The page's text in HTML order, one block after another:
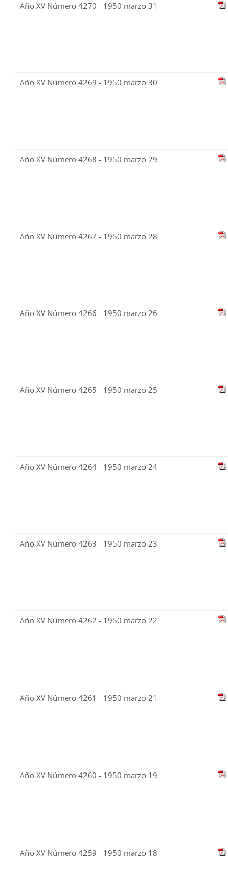
Año XV Número 4270 - 1950 marzo 31
Año XV Número 4269 - 1950 marzo 30
Año XV Número 4268 - 1950 marzo 29
Año XV Número 4267 - 1950 marzo 28
Año XV Número 4266 - 1950 marzo 26
Año XV Número 4265 - 1950 marzo 25
Año XV Número 4264 - 1950 marzo 24
Año XV Número 4263 - 1950 marzo 23
Año XV Número 4262 - 1950 marzo 22
Año XV Número 4261 - 1950 marzo 21
Año XV Número 4260 - 1950 marzo 19
Año XV Número 4259 - 1950 marzo 18